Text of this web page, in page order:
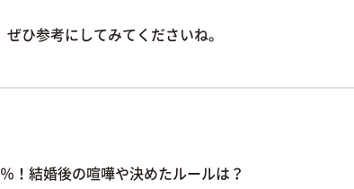
ひ参考にしてみてくださいね。
！結婚後の喧嘩や決めたルールは？